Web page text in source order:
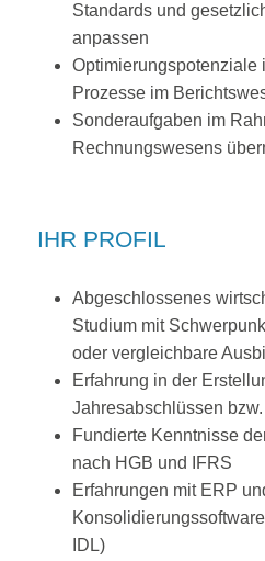
Standards und
anpassen
Optimierungspotenziale
Prozesse im
Sonderaufgaben im
Rechnungswesens
IHR PROFIL
Abgeschlossenes
Studium mit
oder vergleichbare
Erfahrung in der
Jahresabschlüssen
Fundierte Kenntnisse
nach HGB und IFRS
Erfahrungen mit ERP
IDL)